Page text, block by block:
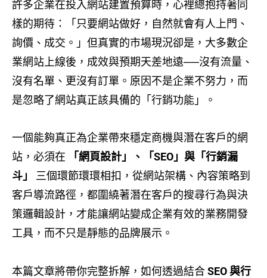
許多企業在投入網站建置預算時，心裡總抱持著同
樣的期待：「只要網站做好，自然就會有人上門、
詢價、成交。」但真實的市場現況卻是，大多數企
業網站上線後，成效與預期天差地遠──沒有流量、
沒有名單、更沒有訂單。原因不是企業不努力，而
是忽略了網站真正該具備的「行銷功能」。
一個能夠真正為企業帶來穩定商機與潛在客戶的網
站，必須在
「網頁設計」、「SEO」與「行銷漏
斗」
三個環節環環相扣，從網站架構、內容策略到
客戶導流路徑，都圍繞著潛在客戶的搜尋行為與決
策邏輯設計，才能讓網站變成企業有效的業務開發
工具，而不只是靜態的品牌展示。
本篇文章將帶你完整拆解，如何透過結合SEO 與行